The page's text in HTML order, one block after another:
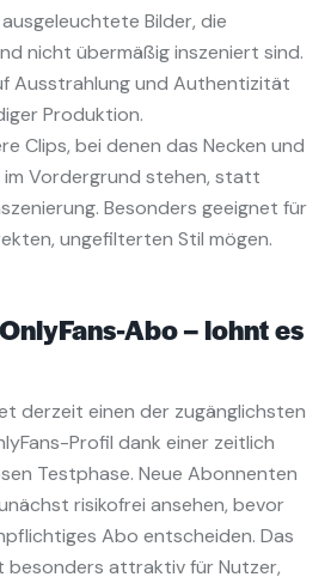
Bilder, die
nicht übermäßig inszeniert sind.
Ausstrahlung und Authentizität
Produktion.
Clips, bei denen das Necken und
im Vordergrund stehen, statt
Besonders geeignet für
ungefilterten Stil mögen.
Abo – lohnt es
derzeit einen der zugänglichsten
Profil dank einer zeitlich
Testphase. Neue Abonnenten
risikofrei ansehen, bevor
Abo entscheiden. Das
besonders attraktiv für Nutzer,